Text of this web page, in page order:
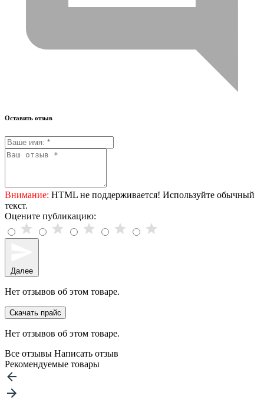
Оставить отзыв
Внимание: HTML не поддерживается! Используйте обычный
текст.
Оцените публикацию:
Далее
Нет отзывов об этом товаре.
Скачать прайс
Нет отзывов об этом товаре.
Все отзывы Написать отзыв
Рекомендуемые товары